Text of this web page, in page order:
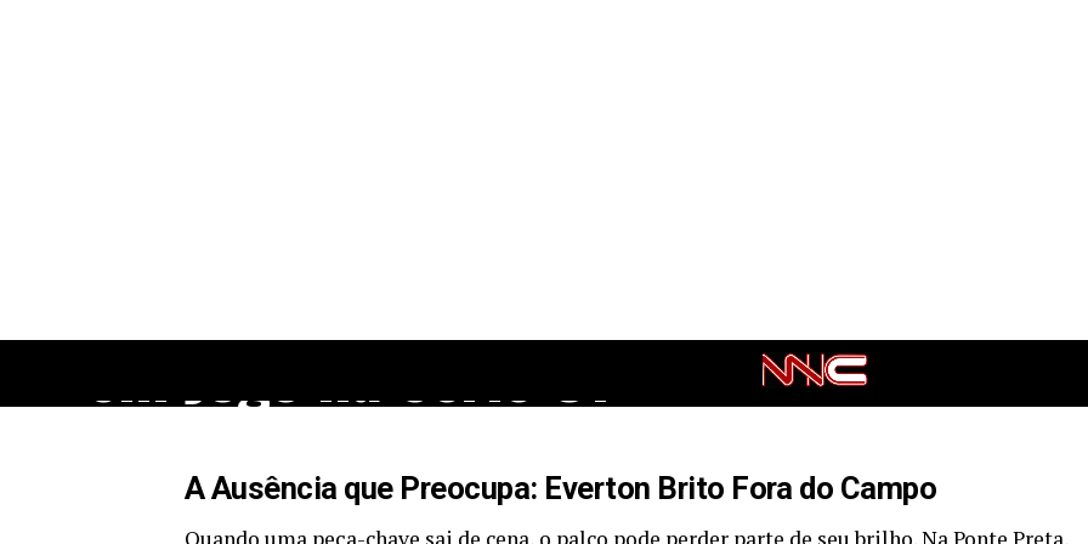
em Jogo na Série C?
A Ausência que Preocupa: Everton Brito Fora do Campo